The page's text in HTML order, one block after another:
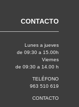
CONTACTO
Lunes a jueves
de 09:30 a 15.00h
Viernes
de 09:30 a 14.00 h
TELÉFONO
963 510 619
CONTACTO